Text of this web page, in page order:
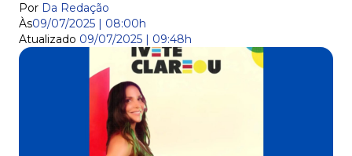
Por Da Redação
Às09/07/2025 | 08:00h
Atualizado 09/07/2025 | 09:48h